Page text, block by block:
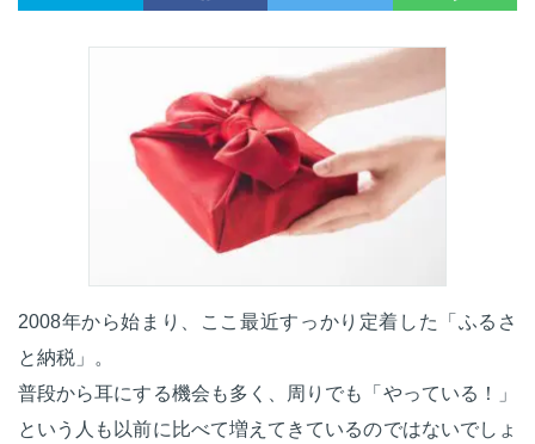
2008年から始まり、ここ最近すっかり定着した「ふるさ
と納税」。
普段から耳にする機会も多く、周りでも「やっている！」
という人も以前に比べて増えてきているのではないでしょ